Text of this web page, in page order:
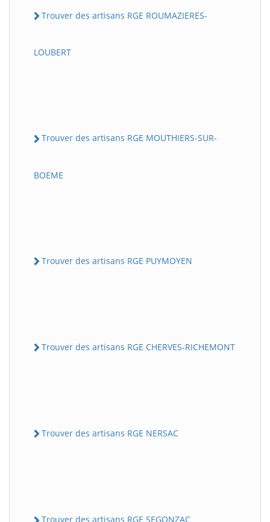
Trouver des artisans RGE ROUMAZIERES-
LOUBERT
Trouver des artisans RGE MOUTHIERS-SUR-
BOEME
Trouver des artisans RGE PUYMOYEN
Trouver des artisans RGE CHERVES-RICHEMONT
Trouver des artisans RGE NERSAC
Trouver des artisans RGE SEGONZAC